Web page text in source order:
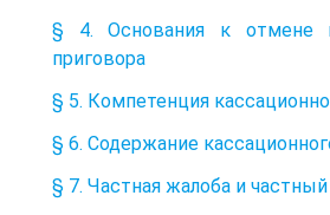
§ 4. Основания к отмене
приговора
§ 5. Компетенция
§ 6. Содержание
§ 7. Частная жалоба и